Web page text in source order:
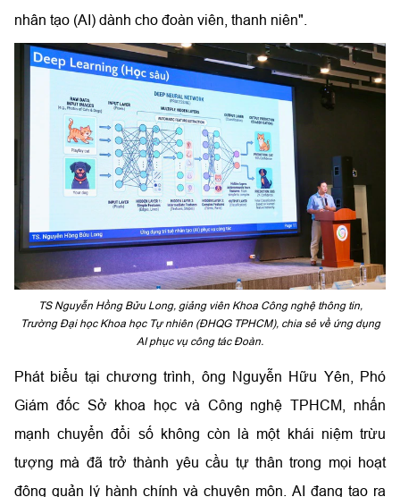
nhân tạo (AI) dành cho đoàn viên, thanh niên".
TS Nguyễn Hồng Bửu Long, giảng viên Khoa Công nghệ thông tin,
Trường Đại học Khoa học Tự nhiên (ĐHQG TPHCM), chia sẻ về ứng dụng
AI phục vụ công tác Đoàn.
Phát biểu tại chương trình, ông Nguyễn Hữu Yên, Phó
Giám đốc Sở khoa học và Công nghệ TPHCM, nhấn
mạnh chuyển đổi số không còn là một khái niệm trừu
tượng mà đã trở thành yêu cầu tự thân trong mọi hoạt
động quản lý hành chính và chuyên môn. AI đang tạo ra